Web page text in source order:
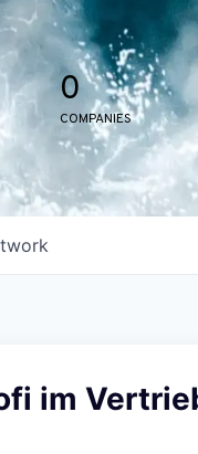
0
COMPANIES
im